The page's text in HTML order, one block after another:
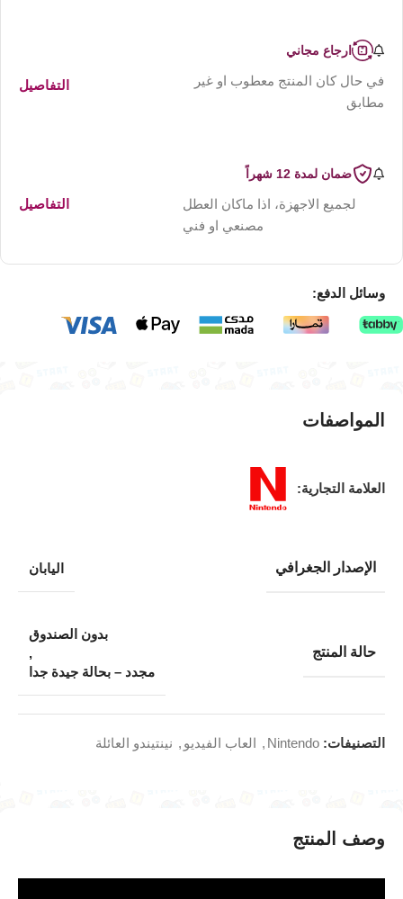
ارجاع مجاني
في حال كان المنتج معطوب او غير
مطابق
التفاصيل
ضمان لمدة 12 شهراً
لجميع الاجهزة، اذا ماكان العطل
مصنعي او فني
التفاصيل
وسائل الدفع:
وصف المنتج
المواصفات
العلامة التجارية:
الإصدار الجغرافي اليابان
حالة المنتج
بدون الصندوق
,
مجدد – بحالة جيدة جدا
التصنيفات: Nintendo
, العاب الفيديو , نينتيندو العائلة